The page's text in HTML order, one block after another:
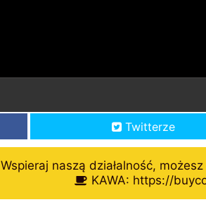
Twitterze
Wspieraj naszą działalność,
KAWA: https://